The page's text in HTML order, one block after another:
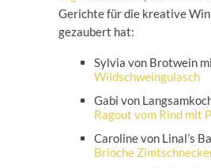
Gerichte für die kreative
gezaubert hat:
Sylvia von Brotwein
Wildschweingulasch
Gabi von
Ragout vom Rind mit
Caroline von Linal’s
Brioche